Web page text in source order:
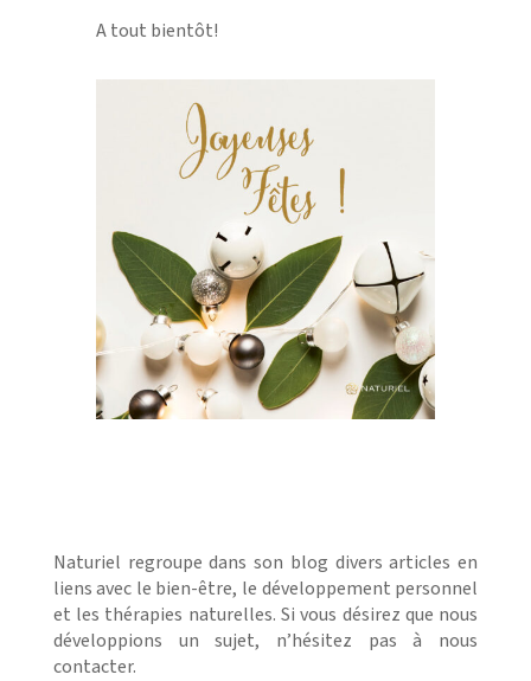
A tout bientôt!
Naturiel regroupe dans son blog divers articles en
liens avec le bien-être, le développement personnel
et les thérapies naturelles. Si vous désirez que nous
développions un sujet, n’hésitez pas à nous
contacter.